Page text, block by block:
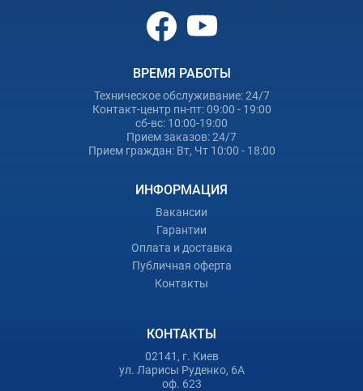
ВРЕМЯ РАБОТЫ
Техническое обслуживание: 24/7
Контакт-центр пн-пт: 09:00 - 19:00
сб-вс: 10:00-19:00
Прием заказов: 24/7
Прием граждан: Вт, Чт 10:00 - 18:00
ИНФОРМАЦИЯ
Вакансии
Гарантии
Оплата и доставка
Публичная оферта
Контакты
КОНТАКТЫ
02141, г. Киев
ул. Ларисы Руденко, 6А
оф. 623